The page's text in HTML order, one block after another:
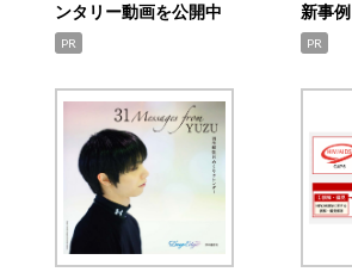
ンタリー動画を公開中
PR
新事例
PR